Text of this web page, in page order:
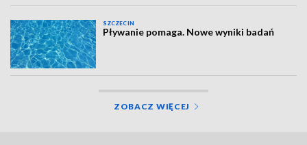
SZCZECIN
Pływanie pomaga. Nowe wyniki badań
ZOBACZ WIĘCEJ